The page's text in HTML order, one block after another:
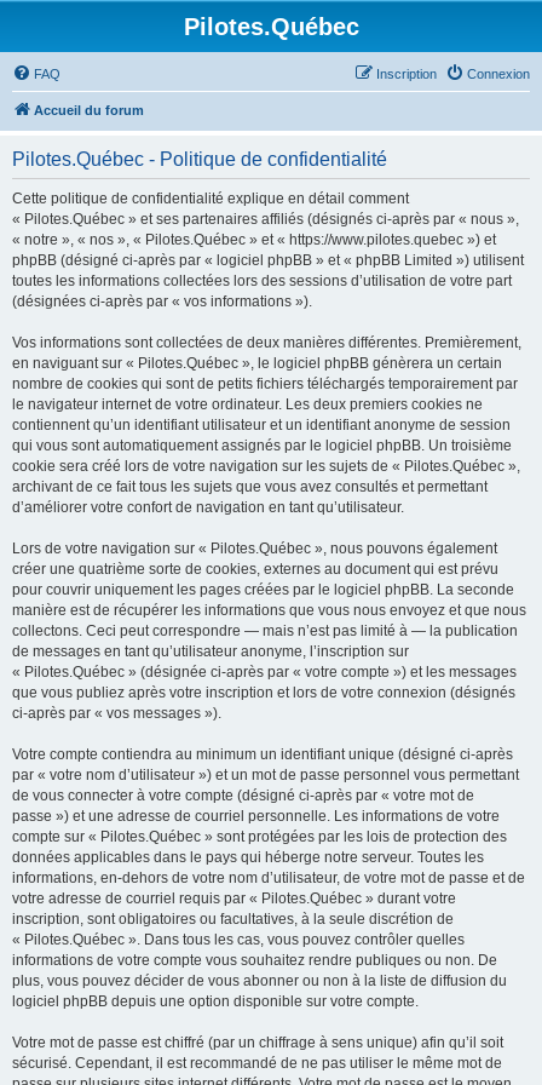
Pilotes.Québec
FAQ Connexion
Inscription
Accueil du forum
Pilotes.Québec - Politique de confidentialité
Cette politique de confidentialité explique en détail comment
« Pilotes.Québec » et ses partenaires affiliés (désignés ci-après par « nous »,
« notre », « nos », « Pilotes.Québec » et « https://www.pilotes.quebec ») et
phpBB (désigné ci-après par « logiciel phpBB » et « phpBB Limited ») utilisent
toutes les informations collectées lors des sessions d’utilisation de votre part
(désignées ci-après par « vos informations »).
Vos informations sont collectées de deux manières différentes. Premièrement,
en naviguant sur « Pilotes.Québec », le logiciel phpBB génèrera un certain
nombre de cookies qui sont de petits fichiers téléchargés temporairement par
le navigateur internet de votre ordinateur. Les deux premiers cookies ne
contiennent qu’un identifiant utilisateur et un identifiant anonyme de session
qui vous sont automatiquement assignés par le logiciel phpBB. Un troisième
cookie sera créé lors de votre navigation sur les sujets de « Pilotes.Québec »,
archivant de ce fait tous les sujets que vous avez consultés et permettant
d’améliorer votre confort de navigation en tant qu’utilisateur.
Lors de votre navigation sur « Pilotes.Québec », nous pouvons également
créer une quatrième sorte de cookies, externes au document qui est prévu
pour couvrir uniquement les pages créées par le logiciel phpBB. La seconde
manière est de récupérer les informations que vous nous envoyez et que nous
collectons. Ceci peut correspondre — mais n’est pas limité à — la publication
de messages en tant qu’utilisateur anonyme, l’inscription sur
« Pilotes.Québec » (désignée ci-après par « votre compte ») et les messages
que vous publiez après votre inscription et lors de votre connexion (désignés
ci-après par « vos messages »).
Votre compte contiendra au minimum un identifiant unique (désigné ci-après
par « votre nom d’utilisateur ») et un mot de passe personnel vous permettant
de vous connecter à votre compte (désigné ci-après par « votre mot de
passe ») et une adresse de courriel personnelle. Les informations de votre
compte sur « Pilotes.Québec » sont protégées par les lois de protection des
données applicables dans le pays qui héberge notre serveur. Toutes les
informations, en-dehors de votre nom d’utilisateur, de votre mot de passe et de
votre adresse de courriel requis par « Pilotes.Québec » durant votre
inscription, sont obligatoires ou facultatives, à la seule discrétion de
« Pilotes.Québec ». Dans tous les cas, vous pouvez contrôler quelles
informations de votre compte vous souhaitez rendre publiques ou non. De
plus, vous pouvez décider de vous abonner ou non à la liste de diffusion du
logiciel phpBB depuis une option disponible sur votre compte.
Votre mot de passe est chiffré (par un chiffrage à sens unique) afin qu’il soit
sécurisé. Cependant, il est recommandé de ne pas utiliser le même mot de